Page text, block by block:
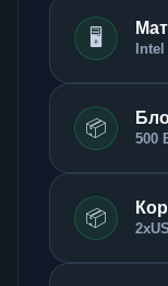
🖥️
📦 500
📦